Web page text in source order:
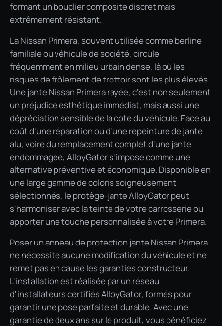
formant un bouclier composite discret mais
extrêmement résistant.
La Nissan Primera, souvent utilisée comme berline
familiale ou véhicule de société, circule
fréquemment en milieu urbain dense, là où les
risques de frôlement de trottoir sont les plus élevés.
Une jante Nissan Primera rayée, c'est non seulement
un préjudice esthétique immédiat, mais aussi une
dépréciation sensible de la cote du véhicule. Face au
coût d'une réparation ou d'une repeinture de jante
alu, voire du remplacement complet d'une jante
endommagée, AlloyGator s'impose comme une
alternative préventive et économique. Disponible en
une large gamme de coloris soigneusement
sélectionnés, le protège-jante AlloyGator peut
s'harmoniser avec la teinte de votre carrosserie ou
apporter une touche personnalisée à votre Primera.
Poser un anneau de protection jante Nissan Primera
ne nécessite aucune modification du véhicule et ne
remet pas en cause les garanties constructeur.
L'installation est réalisée par un réseau
d'installateurs certifiés AlloyGator, formés pour
garantir une pose parfaite et durable. Avec une
garantie de deux ans sur le produit, vous bénéficiez